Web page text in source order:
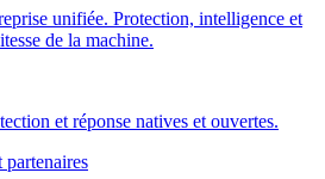
unifiée. Protection, intelligence et
de la machine.
et réponse natives et ouvertes.
partenaires